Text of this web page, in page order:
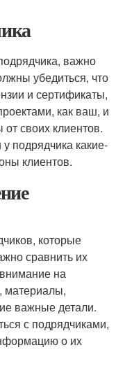
важно
убедиться, что
и сертификаты,
как ваш, и
своих клиентов.
подрядчика какие-
клиентов.
которые
сравнить их
на
материалы,
важные детали.
с подрядчиками,
о их